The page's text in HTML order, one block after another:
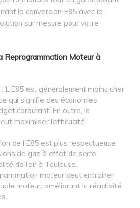
la conversion E85 avec la
sur mesure pour votre
Reprogrammation Moteur à
: L’E85 est généralement moins cher
qui signifie des économies
carburant. En outre, la
maximiser l’efficacité
de l’E85 est plus respectueuse
de gaz à effet de serre,
de l’air à Toulouse.
moteur peut entraîner
moteur, améliorant la réactivité